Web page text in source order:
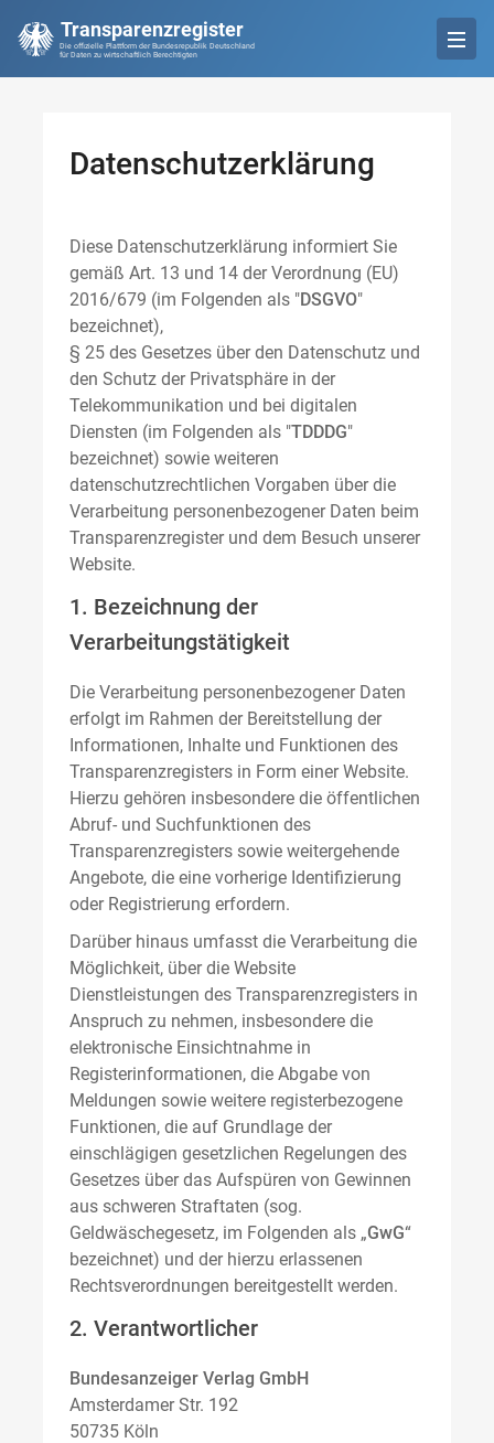
Transparenzregister
Die offizielle Plattform der Bundesrepublik Deutschland
für Daten zu wirtschaftlich Berechtigten
Datenschutzerklärung
Diese Datenschutzerklärung informiert Sie
gemäß Art. 13 und 14 der Verordnung (EU)
2016/679 (im Folgenden als "DSGVO"
bezeichnet),
§ 25 des Gesetzes über den Datenschutz und
den Schutz der Privatsphäre in der
Telekommunikation und bei digitalen
Diensten (im Folgenden als "TDDDG"
bezeichnet) sowie weiteren
datenschutzrechtlichen Vorgaben über die
Verarbeitung personenbezogener Daten beim
Transparenzregister und dem Besuch unserer
Website.
1. Bezeichnung der
Verarbeitungstätigkeit
Die Verarbeitung personenbezogener Daten
erfolgt im Rahmen der Bereitstellung der
Informationen, Inhalte und Funktionen des
Transparenzregisters in Form einer Website.
Hierzu gehören insbesondere die öffentlichen
Abruf- und Suchfunktionen des
Transparenzregisters sowie weitergehende
Angebote, die eine vorherige Identifizierung
oder Registrierung erfordern.
Darüber hinaus umfasst die Verarbeitung die
Möglichkeit, über die Website
Dienstleistungen des Transparenzregisters in
Anspruch zu nehmen, insbesondere die
elektronische Einsichtnahme in
Registerinformationen, die Abgabe von
Meldungen sowie weitere registerbezogene
Funktionen, die auf Grundlage der
einschlägigen gesetzlichen Regelungen des
Gesetzes über das Aufspüren von Gewinnen
aus schweren Straftaten (sog.
Geldwäschegesetz, im Folgenden als „GwG“
bezeichnet) und der hierzu erlassenen
Rechtsverordnungen bereitgestellt werden.
2. Verantwortlicher
Bundesanzeiger Verlag GmbH
Amsterdamer Str. 192
50735 Köln